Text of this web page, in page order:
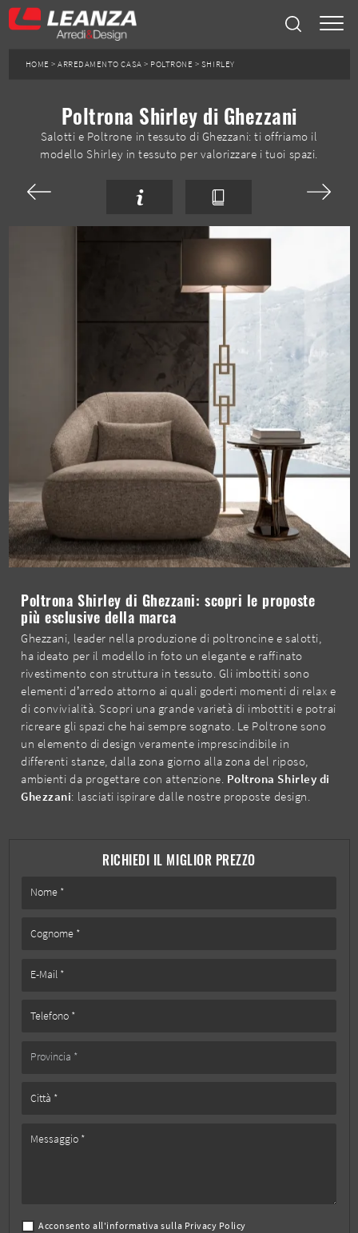
HOME >ARREDAMENTO CASA > POLTRONE > SHIRLEY
Poltrona Shirley di Ghezzani
Salotti e Poltrone in tessuto di Ghezzani: ti offriamo il
modello Shirley in tessuto per valorizzare i tuoi spazi.
RICHIEDI IL MIGLIOR PREZZO
Acconsento all'informativa sulla Privacy Policy
Poltrona Shirley di Ghezzani: scopri le proposte
più esclusive della marca
Ghezzani, leader nella produzione di poltroncine e salotti,
ha ideato per il modello in foto un elegante e raffinato
rivestimento con struttura in tessuto. Gli imbottiti sono
elementi d’arredo attorno ai quali goderti momenti di relax e
di convivialità. Scopri una grande varietà di imbottiti e potrai
ricreare gli spazi che hai sempre sognato. Le Poltrone sono
un elemento di design veramente imprescindibile in
differenti stanze, dalla zona giorno alla zona del riposo,
ambienti da progettare con attenzione. Poltrona Shirley di
Ghezzani: lasciati ispirare dalle nostre proposte design.